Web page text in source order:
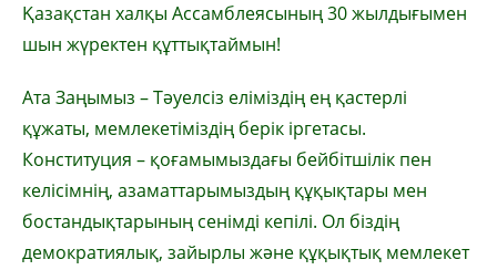
Қазақстан халқы Ассамблеясының 30 жылдығымен
шын жүректен құттықтаймын!
Ата Заңымыз – Тәуелсіз еліміздің ең қастерлі
құжаты, мемлекетіміздің берік іргетасы.
Конституция – қоғамымыздағы бейбітшілік пен
келісімнің, азаматтарымыздың құқықтары мен
бостандықтарының сенімді кепілі. Ол біздің
демократиялық, зайырлы және құқықтық мемлекет